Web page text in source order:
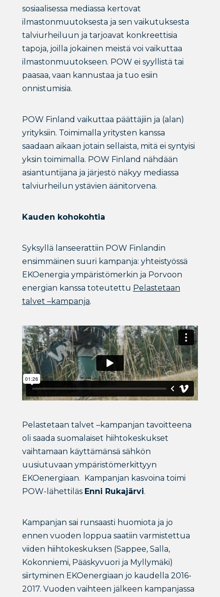
sosiaalisessa mediassa kertovat
ilmastonmuutoksesta ja sen vaikutuksesta
talviurheiluun ja tarjoavat konkreettisia
tapoja, joilla jokainen meistä voi vaikuttaa
ilmastonmuutokseen. POW ei syyllistä tai
paasaa, vaan kannustaa ja tuo esiin
onnistumisia.
POW Finland vaikuttaa päättäjiin ja (alan)
yrityksiin. Toimimalla yritysten kanssa
saadaan aikaan jotain sellaista, mitä ei syntyisi
yksin toimimalla. POW Finland nähdään
asiantuntijana ja järjestö näkyy mediassa
talviurheilun ystävien äänitorvena.
Kauden kohokohtia
Syksyllä lanseerattiin POW Finlandin
ensimmäinen suuri kampanja: yhteistyössä
EKOenergia ympäristömerkin ja Porvoon
energian kanssa toteutettu Pelastetaan
talvet –kampanja.
Pelastetaan talvet –kampanjan tavoitteena
oli saada suomalaiset hiihtokeskukset
vaihtamaan käyttämänsä sähkön
uusiutuvaan ympäristömerkittyyn
EKOenergiaan. Kampanjan kasvoina toimi
POW-lähettiläs Enni Rukajärvi.
Kampanjan sai runsaasti huomiota ja jo
ennen vuoden loppua saatiin varmistettua
viiden hiihtokeskuksen (Sappee, Salla,
Kokonniemi, Pääskyvuori ja Myllymäki)
siirtyminen EKOenergiaan jo kaudella 2016-
2017. Vuoden vaihteen jälkeen kampanjassa